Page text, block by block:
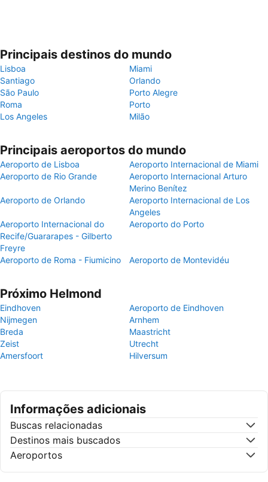
Principais destinos do mundo
Lisboa
Miami
Santiago
Orlando
São Paulo
Porto Alegre
Roma
Porto
Los Angeles
Milão
Principais aeroportos do mundo
Aeroporto de Lisboa
Aeroporto Internacional de Miami
Aeroporto de Rio Grande
Aeroporto Internacional Arturo
Merino Benítez
Aeroporto de Orlando
Aeroporto Internacional de Los
Angeles
Aeroporto Internacional do
Recife/Guararapes - Gilberto
Freyre
Aeroporto do Porto
Aeroporto de Roma - Fiumicino Aeroporto de Montevidéu
Próximo Helmond
Eindhoven
Aeroporto de Eindhoven
Nijmegen
Arnhem
Breda
Maastricht
Zeist
Utrecht
Amersfoort
Hilversum
Informações adicionais
Buscas relacionadas
Destinos mais buscados
Aeroportos